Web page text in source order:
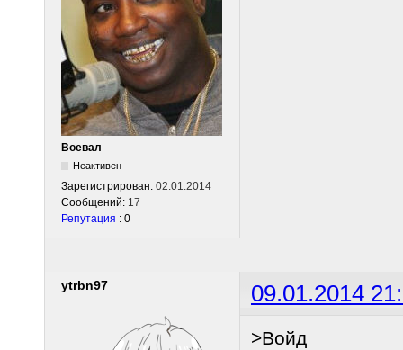
Воевал
Неактивен
Зарегистрирован: 02.01.2014
Сообщений: 17
Репутация : 0
ytrbn97 09.01.2014
>Войд